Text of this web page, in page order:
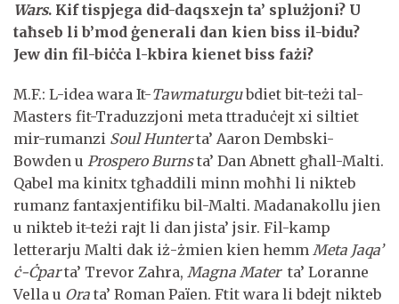
Wars. Kif tispjega did-daqsxejn ta’ splużjoni? U
taħseb li b’mod ġenerali dan kien biss il-bidu?
Jew din fil-biċċa l-kbira kienet biss fażi?
M.F.: L-idea wara It-Tawmaturgubdiet bit-teżi tal-
Masters fit-Traduzzjoni meta ttraduċejt xi siltiet
mir-rumanzi Soul Hunterta’ Aaron Dembski-
Bowden u Prospero Burnsta’ Dan Abnett għall-Malti.
Qabel ma kinitx tgħaddili minn moħħi li nikteb
rumanz fantaxjentifiku bil-Malti. Madanakollu jien
u nikteb it-teżi rajt li dan jista’ jsir. Fil-kamp
letterarju Malti dak iż-żmien kien hemm Meta Jaqa’
ċ-Ċparta’ Trevor Zahra, Magna Mater ta’ Loranne
Vella u Ora ta’ Roman Païen. Ftit wara li bdejt nikteb